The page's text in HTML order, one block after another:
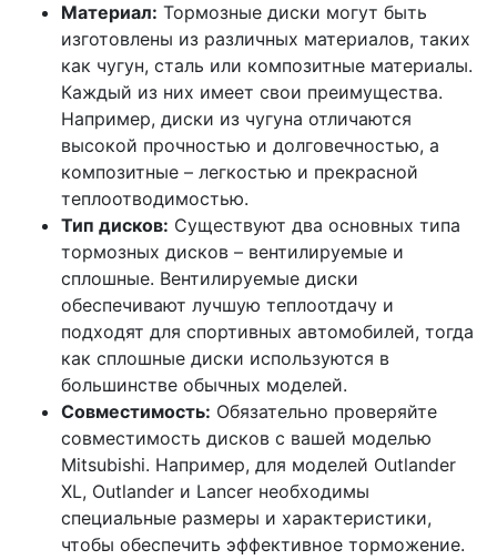
Материал: Тормозные диски могут быть
изготовлены из различных материалов, таких
как чугун, сталь или композитные материалы.
Каждый из них имеет свои преимущества.
Например, диски из чугуна отличаются
высокой прочностью и долговечностью, а
композитные – легкостью и прекрасной
теплоотводимостью.
Тип дисков: Существуют два основных типа
тормозных дисков – вентилируемые и
сплошные. Вентилируемые диски
обеспечивают лучшую теплоотдачу и
подходят для спортивных автомобилей, тогда
как сплошные диски используются в
большинстве обычных моделей.
Совместимость: Обязательно проверяйте
совместимость дисков с вашей моделью
Mitsubishi. Например, для моделей Outlander
XL, Outlander и Lancer необходимы
специальные размеры и характеристики,
чтобы обеспечить эффективное торможение.